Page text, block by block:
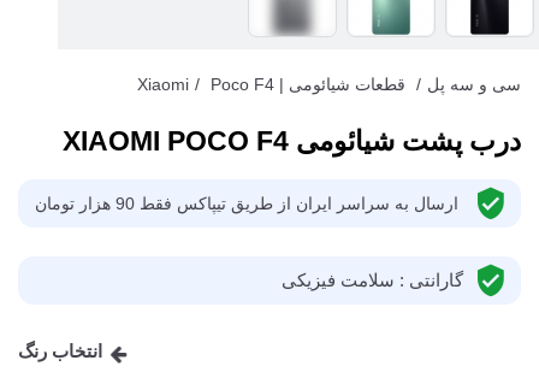
سی و سه پل / قطعات شیائومی | Xiaomi / Poco F4
درب پشت شیائومی XIAOMI POCO F4
ارسال به سراسر ایران از طریق تیپاکس فقط 90 هزار تومان
گارانتی : سلامت فیزیکی
انتخاب رنگ